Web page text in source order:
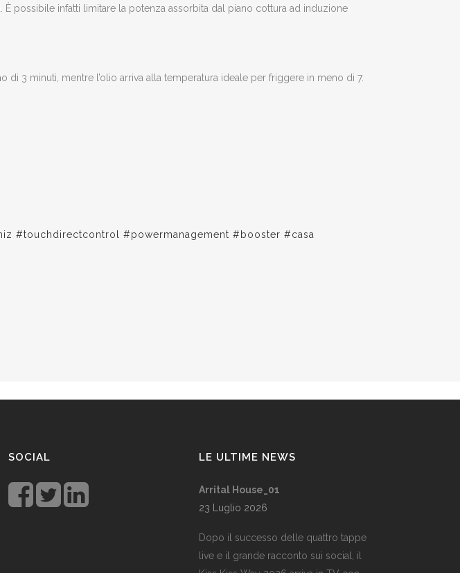
possibile infatti limitare la potenza assorbita dal piano cottura ad induzione
3 minuti, mentre l’olio arriva alla temperatura ideale per friggere in meno di 7.
#touchdirectcontrol #powermanagement #booster #casa
SOCIAL LE ULTIME NEWS
Arrital House_01
23 Luglio 2026
Dopo il successo delle quattro tappe
live e il grande racconto sui social, il